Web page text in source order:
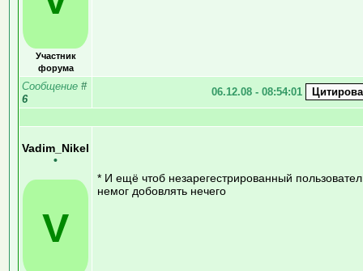
Участник
форума
Сообщение #
6
06.12.08 - 08:54:01
Vadim_Nikel
•
V
* И ещё чтоб незарегестрированный
немог добовлять нечего